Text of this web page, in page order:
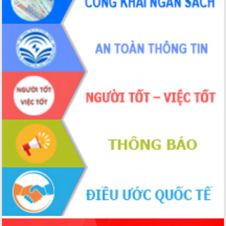
món ăn từ sầu riêng
Đắk Lắk công bố Quy hoạch và xúc
tiến đầu tư tỉnh
Ngành cá ngừ Đắk Lắk chủ động thích
ứng để giữ vững thị trường xuất khẩu
Diễn đàn Kinh tế tư nhân Việt Nam đột
phá cơ chế - Hợp tác công tư
Đề án 06 tạo bước ngoặt đột phá trong
cải cách hành chính tỉnh Đắk Lắk
Kết nối tour, đẩy mạnh chuyển đổi số
để phát triển du lịch Đắk Lắk
Khởi động Dự án Đầu tư xây dựng hạ
tầng kỹ thuật Cụm công nghiệp Tân
Tiến
Gặp mặt các cơ quan báo chí nhân Kỷ
niệm 101 năm Ngày Báo chí Cách
mạng Việt Nam
Đắk Lắk sơ kết 4 năm triển khai thực
hiện Đề án 06 của Chính phủ
Họp báo thông tin về Hội nghị Công bố